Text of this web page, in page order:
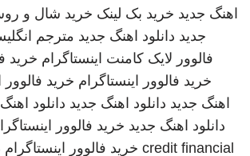
اهنگ جدید خرید بک لینک خرید شال و
جدید دانلود اهنگ جدید مترجم
فالوور لایک کامنت اینستاگرام خرید
خرید فالوور اینستاگرام خرید فالوور
اهنگ جدید دانلود اهنگ جدید دانلود
دانلود اهنگ جدید خرید فالوور
credit financial خرید فالوور اینستاگرام